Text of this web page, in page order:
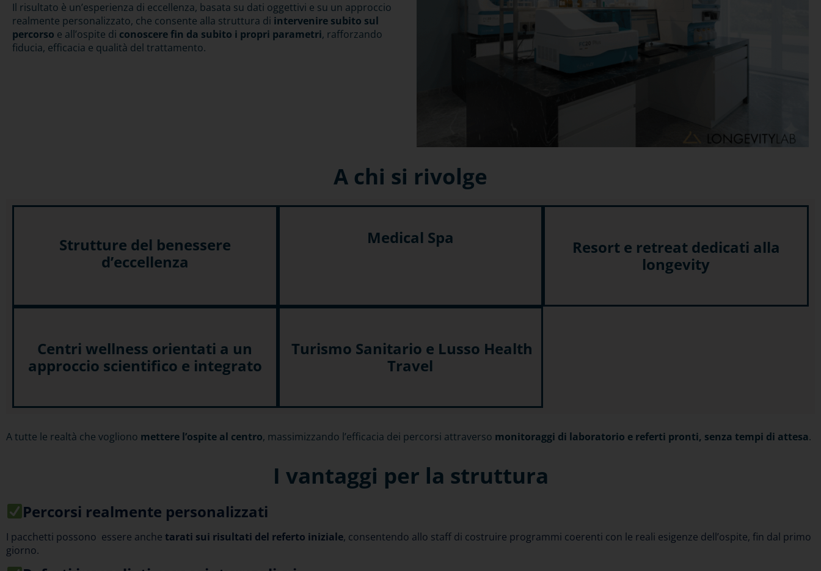
Il risultato è un’esperienza di eccellenza, basata su dati oggettivi e su un approccio
realmente personalizzato, che consente alla struttura di intervenire subito sul
percorso e all’ospite di conoscere fin da subito i propri parametri, rafforzando
fiducia, efficacia e qualità del trattamento.
A chi si rivolge
Strutture del benessere
d’eccellenza
Medical Spa
Resort e retreat dedicati alla
longevity
Centri wellness orientati a un
approccio scientifico e integrato
Turismo Sanitario e Lusso Health
Travel
A tutte le realtà che vogliono mettere l’ospite al centro, massimizzando l’efficacia dei percorsi attraverso monitoraggi di laboratorio e referti pronti, senza tempi di attesa.
I vantaggi per la struttura
Percorsi realmente personalizzati
I pacchetti possono essere anche tarati sui risultati del referto iniziale, consentendo allo staff di costruire programmi coerenti con le reali esigenze dell’ospite, fin dal primo
giorno.